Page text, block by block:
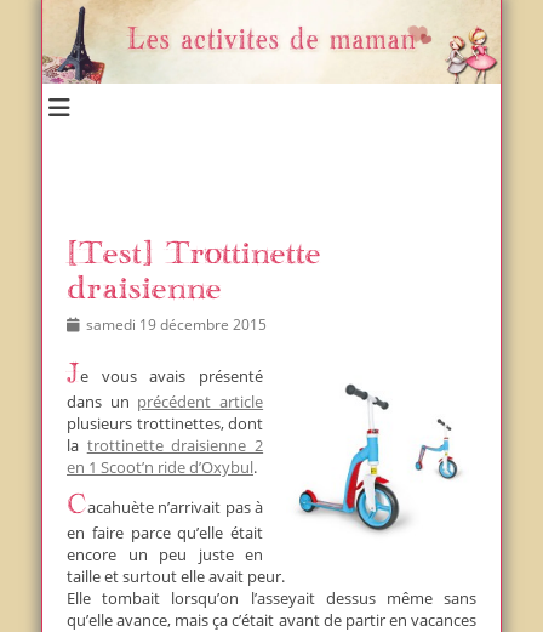
[Test] Trottinette
draisienne
Posted
samedi 19 décembre 2015
Je vousavais présenté
dans un précédent article
plusieurs trottinettes, dont
la trottinette draisienne 2
en 1 Scoot’n ride d’Oxybul.
Cacahuète n’arrivait pas à
en faire parce qu’elle était
encore un peu juste en
taille et surtout elle avait peur.
Elle tombait lorsqu’on l’asseyait dessus même sans
qu’elle avance, mais ça c’était avant de partir en vacances